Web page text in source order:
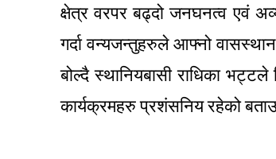
क्षेत्र वरपर बढ्दो जनघनत्व एवं
गर्दा वन्यजन्तुहरुले आफ्नो
बोल्दै स्थानियबासी राधिका
कार्यक्रमहरु प्रशंसनिय रहेको